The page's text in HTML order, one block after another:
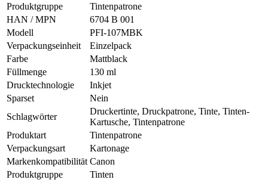
Produktgruppe
Tintenpatrone
HAN / MPN
6704 B 001
Modell
PFI-107MBK
Verpackungseinheit
Einzelpack
Farbe
Mattblack
Füllmenge
130 ml
Drucktechnologie
Inkjet
Sparset
Nein
Schlagwörter
Druckertinte, Druckpatrone, Tinte, Tinten-
Kartusche, Tintenpatrone
Produktart
Tintenpatrone
Verpackungsart
Kartonage
Markenkompatibilität Canon
Produktgruppe
Tinten